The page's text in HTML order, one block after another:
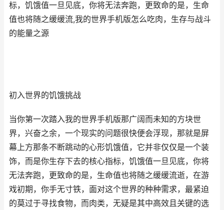
标，饥饿值一旦见底，你将无法奔跑，更致命的是，生命
值也将随之缓缓流,我的世界手机版怎么吃肉，生存与战斗
的能量之源
初入世界的饥饿挑战
当你第一次踏入我的世界手机版那广阔而未知的方块世
界，兴奋之余，一个现实的问题很快便会浮现，那就是屏
幕上方那条不断跳动的心形饥饿值，它并非仅仅是一个装
饰，而是你生存下去的核心指标，饥饿值一旦见底，你将
无法奔跑，更致命的是，生命值也将随之缓缓流逝，在游
戏初期，你手无寸铁，面对这个世界的种种需求，最紧迫
的莫过于寻找食物，而肉类，无疑是其中高效且关键的选